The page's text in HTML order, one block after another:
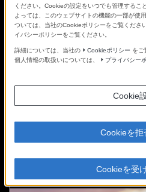
ファインダーについて、どんな
ました。
詳細を
瞳AFが実現する、その
～SEL55F18Z,
ください。Cookieの設定をいつでも管理するこ
よっては、このウェブサイトの機能の一部が使
ついては、当社のCookieポリシーをご覧くださ
イバシーポリシーをご覧ください。
詳細については、当社の Cookieポリシー をご
個人情報の取扱いについては、
プライバシー
Cookie
Cookieを拒
Cookieを受